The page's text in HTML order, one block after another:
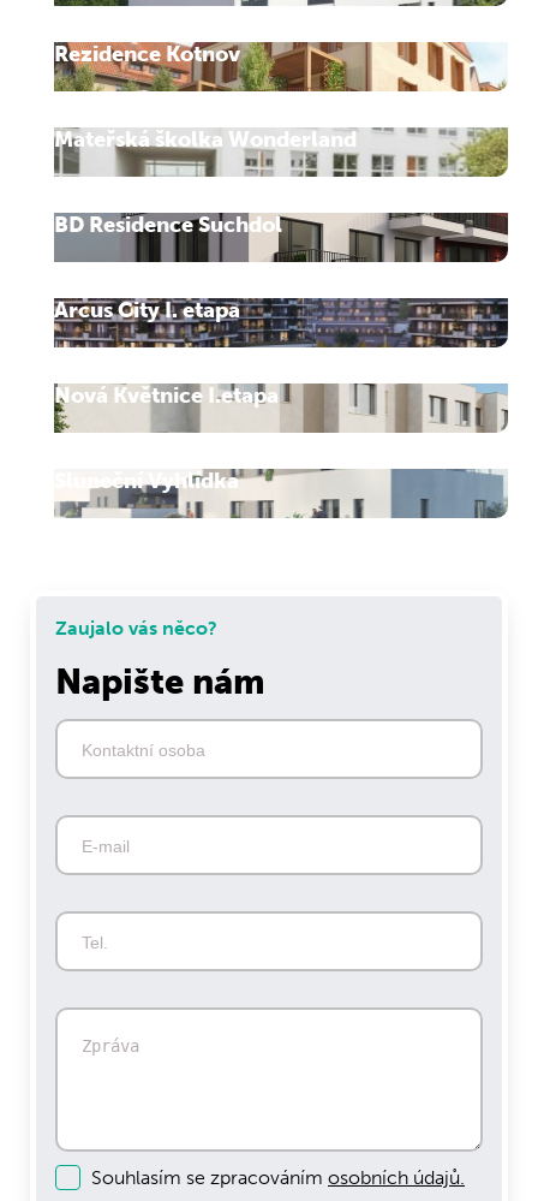
Rezidence Kotnov
Mateřská školka Wonderland
BD Residence Suchdol
Arcus City I. etapa
Nová Květnice I.etapa
Sluneční Vyhlídka
Zaujalo vás něco?
Napište nám
Souhlasím se zpracováním osobních údajů.